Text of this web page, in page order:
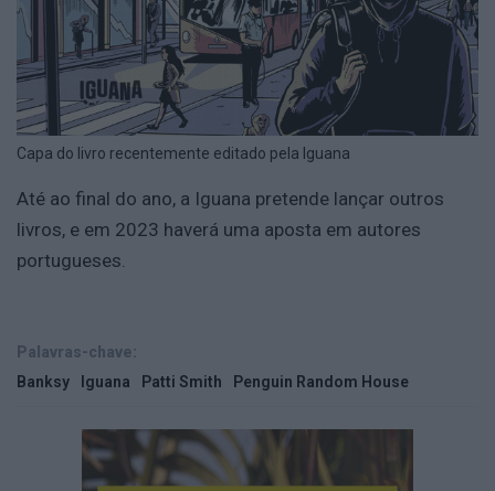
Capa do livro recentemente editado pela Iguana
Até ao final do ano, a Iguana pretende lançar outros
livros, e em 2023 haverá uma aposta em autores
portugueses.
Palavras-chave:
Banksy
Iguana Patti Smith Penguin Random House